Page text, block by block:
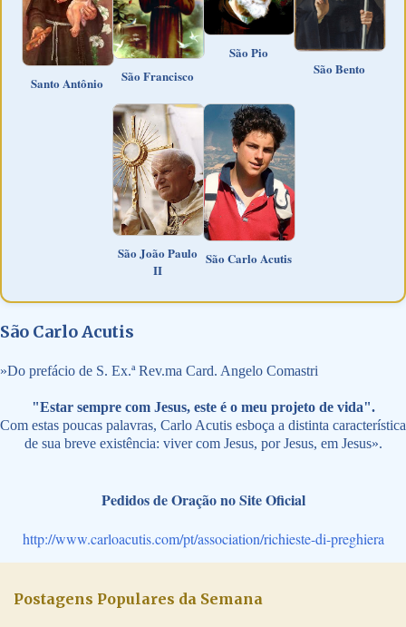
Santo Antônio São Francisco
São Pio
São Bento
São João Paulo
II
São Carlo Acutis
São Carlo Acutis
»Do prefácio de S. Ex.ª Rev.ma Card. Angelo Comastri
"Estar sempre com Jesus, este é o meu projeto de vida".
Com estas poucas palavras, Carlo Acutis esboça a distinta característica
de sua breve existência: viver com Jesus, por Jesus, em Jesus».
Pedidos de Oração no Site Oficial
http://www.carloacutis.com/pt/association/richieste-di-preghiera
Postagens Populares da Semana